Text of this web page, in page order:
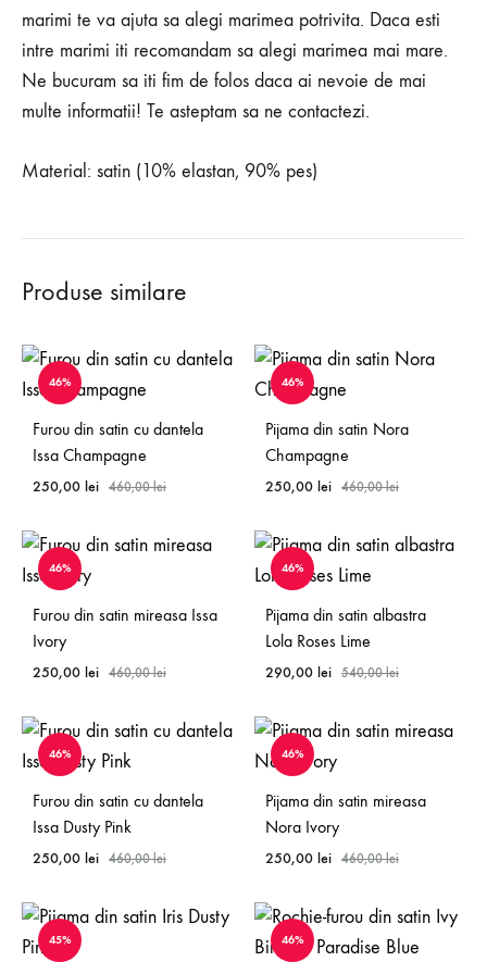
marimi te va ajuta sa alegi marimea potrivita. Daca esti
intre marimi iti recomandam sa alegi marimea mai mare.
Ne bucuram sa iti fim de folos daca ai nevoie de mai
multe informatii! Te asteptam sa ne contactezi.
Material: satin (10% elastan, 90% pes)
Produse similare
46%
Furou din satin cu dantela
Issa Champagne
250,00 lei 460,00lei
46%
Pijama din satin Nora
Champagne
250,00 lei 460,00lei
46%
Furou din satin mireasa Issa
Ivory
250,00 lei 460,00lei
46%
Pijama din satin albastra
Lola Roses Lime
290,00 lei 540,00lei
46%
Furou din satin cu dantela
Issa Dusty Pink
250,00 lei 460,00lei
46%
Pijama din satin mireasa
Nora Ivory
250,00 lei 460,00lei
45% 46%